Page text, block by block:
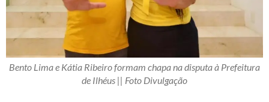
Bento Lima e Kátia Ribeiro formam chapa na disputa à Prefeitura
de Ilhéus || Foto Divulgação